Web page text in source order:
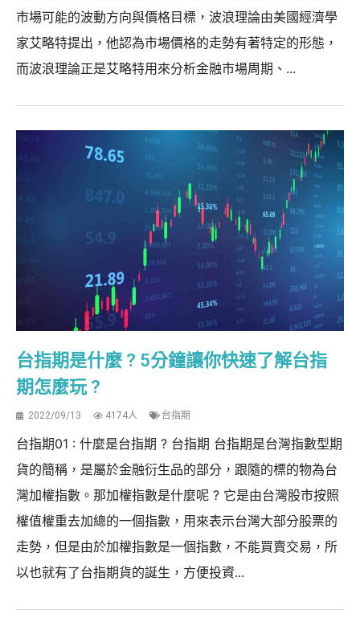
市場可能的波動方向與價格目標，波浪理論由美國經濟學
家艾略特提出，他認為市場價格的走勢有著特定的形態，
而波浪理論正是艾略特用來分析金融市場周期、...
台指期是什麼 ? 5分鐘讓你快速了解台指
期怎麼玩 ?
2022/09/13 4174人 台指期
台指期01 : 什麼是台指期 ? 台指期 台指期是台灣指數型期
貨的簡稱，是屬於金融衍生品的部分，跟隨的標的物為台
灣加權指數。那加權指數是什麼呢 ? 它是由台灣股市按照
權值權重去加總的一個指數，用來表示台灣大部分股票的
走勢，但是由於加權指數是一個指數，不能買賣交易，所
以也就有了台指期貨的誕生，方便投資...